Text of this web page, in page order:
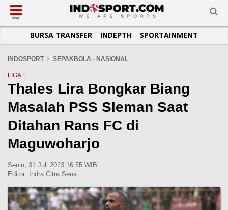
SUB-MENU
SEPAKBOLA
LIGA INGGRIS
LIGA ITALIA
LIGA SPANYOL
LIGA CHAMPIONS
LIGA PRANCIS
LIGA EUROPA
SUB-MENU
SPORTAINMENT
SUB-MENU
OTOMOTIF
OTOMANIA
SUB-MENU
BASKET
FUTSAL
OLIMPIK
E-SPORT
SUB-MENU
JADWAL
SUB-MENU
TOPIK HARI INI
INFOGRAFIS
GALERI FOTO
TEMPAT OLAHRAGA
PASUKAN SEHAT
MENU
BURSA TRANSFER INDEPTH SPORTAINMENT
INDOSPORT SEPAKBOLA - NASIONAL
LIGA 1
Thales Lira Bongkar Biang
Masalah PSS Sleman Saat
Ditahan Rans FC di
Maguwoharjo
Senin, 31 Juli 2023 16:55 WIB
Editor:
Indra Citra Sena